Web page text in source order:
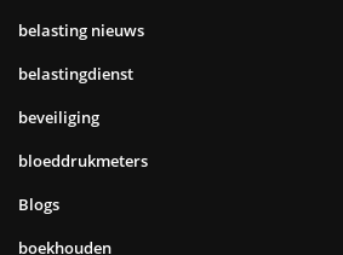
belasting nieuws
belastingdienst
beveiliging
bloeddrukmeters
Blogs
boekhouden